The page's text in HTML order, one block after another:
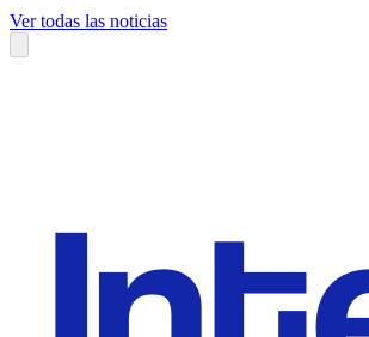
Ver todas las noticias